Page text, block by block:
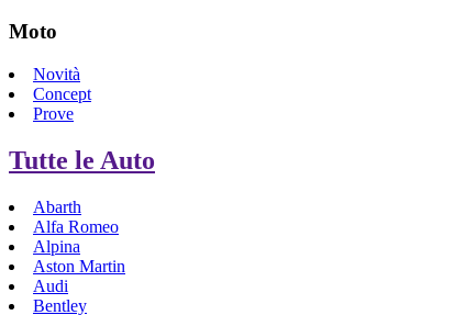
Moto
Novità
Concept
Prove
Tutte le Auto
Abarth
Alfa Romeo
Alpina
Aston Martin
Audi
Bentley